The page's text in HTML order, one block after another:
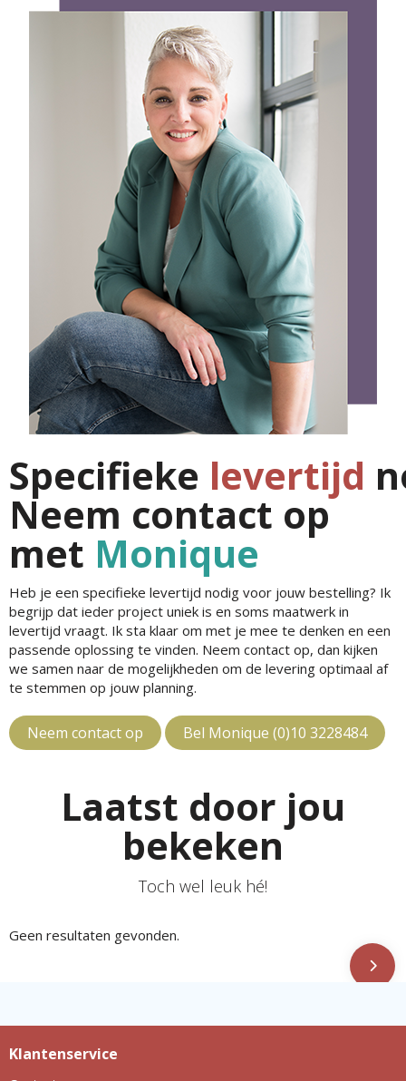
Specifieke levertijd
Neem contact op
met Monique
Heb je een specifieke levertijd nodig voor jouw bestelling? Ik
begrijp dat ieder project uniek is en soms maatwerk in
levertijd vraagt. Ik sta klaar om met je mee te denken en een
passende oplossing te vinden. Neem contact op, dan kijken
we samen naar de mogelijkheden om de levering optimaal af
te stemmen op jouw planning.
Neem contact op Bel Monique (0)10 3228484
Laatst door jou
bekeken
Toch wel leuk hé!
Geen resultaten gevonden.
Klantenservice